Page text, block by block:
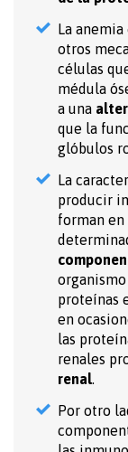
La
otros
células
médula
a una
que la
glóbulos
La
producir
forman en
proteínas
en
las
renales
renal.
Por otro